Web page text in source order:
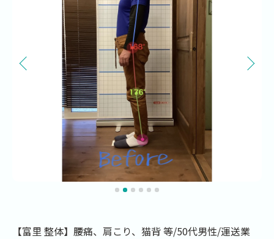
【富里 整体】腰痛、肩こり、猫背 等/50代男性/運送業